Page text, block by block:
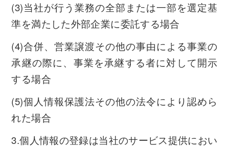
(3)当社が行う業務の全部または一部を選定基
準を満たした外部企業に委託する場合
(4)合併、営業譲渡その他の事由による事業の
承継の際に、事業を承継する者に対して開示
する場合
(5)個人情報保護法その他の法令により認めら
れた場合
3.個人情報の登録は当社のサービス提供におい